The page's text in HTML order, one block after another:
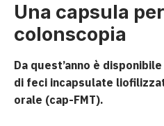
Una capsula
colonscopia
Da quest’anno è
di feci incapsulate
orale (cap-FMT).